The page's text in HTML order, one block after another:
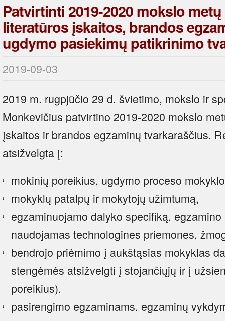
Patvirtinti 2019-2020 mokslo
literatūros įskaitos, brandos
ugdymo pasiekimų patikrinimo
2019-09-03
2019 m. rugpjūčio 29 d. švietimo, mokslo ir
Monkevičius patvirtino 2019-2020 mokslo
įskaitos ir brandos egzaminų tvarkaraščius.
atsižvelgta į:
mokinių poreikius, ugdymo proceso
mokyklų patalpų ir mokytojų užimtumą,
egzaminuojamo dalyko specifiką,
naudojamas technologines priemones,
bendrojo priėmimo į aukštąsias mokyklas
stengėmės atsižvelgti į stojančiųjų ir į
poreikius),
pasirengimo egzaminams, egzaminų